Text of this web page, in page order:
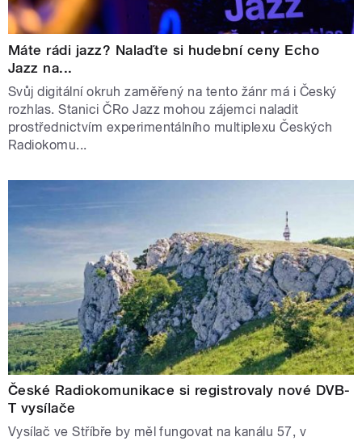
Máte rádi jazz? Nalaďte si hudební ceny Echo
Jazz na...
Svůj digitální okruh zaměřený na tento žánr má i Český
rozhlas. Stanici ČRo Jazz mohou zájemci naladit
prostřednictvím experimentálního multiplexu Českých
Radiokomu...
České Radiokomunikace si registrovaly nové DVB-
T vysílače
Vysílač ve Stříbře by měl fungovat na kanálu 57, v